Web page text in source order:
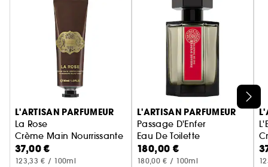
Ignorer le carrousel produits
L'ARTISAN PARFUMEUR
La Rose
Crème Main Nourrissante
37,00 €
123,33 € / 100ml
L'ARTISAN PARFUMEUR
Passage D'Enfer
Eau De Toilette
180,00 €
180,00 € / 100ml